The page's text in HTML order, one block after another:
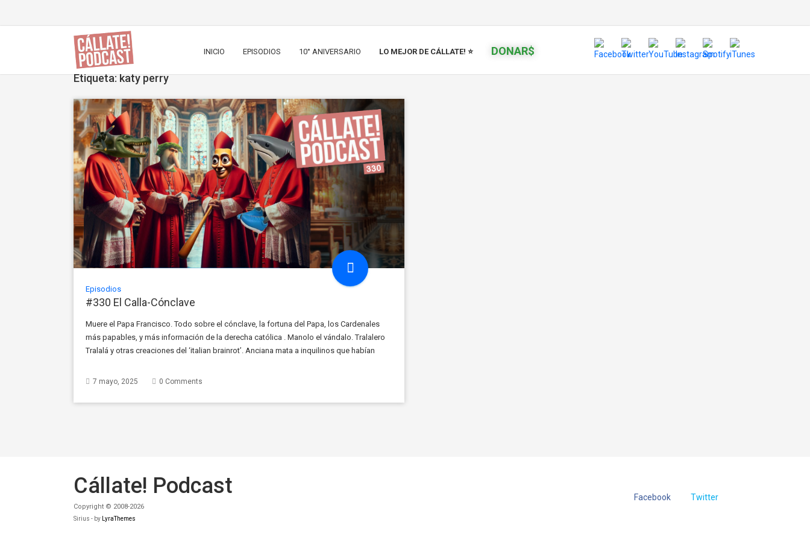
INICIO EPISODIOS 10° ANIVERSARIO LO MEJOR DE CÁLLATE! ⭐ DONAR$
Etiqueta: katy perry
Episodios
#330 El Calla-Cónclave
Muere el Papa Francisco. Todo sobre el cónclave, la fortuna del Papa, los Cardenales
más papables, y más información de la derecha católica . Manolo el vándalo. Tralalero
Tralalá y otras creaciones del ‘italian brainrot’. Anciana mata a inquilinos que habían
7 mayo, 2025 0 Comments
Facebook Twitter
Cállate! Podcast
Copyright © 2008-2026
Sirius - by LyraThemes